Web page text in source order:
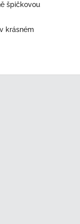
špičkovou
krásném